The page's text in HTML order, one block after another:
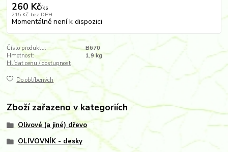
260 Kč/ks
215 Kč bez DPH
Momentálně není k dispozici
Číslo produktu:
B670
Hmotnost:
1,9 kg
Hlídat cenu / dostupnost
Do oblíbených
Zboží zařazeno v kategoriích
Olivové (a jiné) dřevo
OLIVOVNÍK - desky